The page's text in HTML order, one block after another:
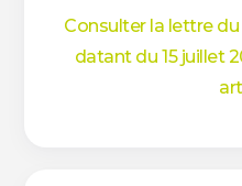
Consulter la lettre
datant du 15 juillet